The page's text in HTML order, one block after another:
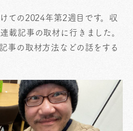
ての2024年第2週目です。収
載記事の取材に行きました。
事の取材方法などの話をする